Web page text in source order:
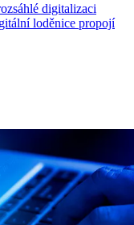
digitalizaci
loděnice propojí